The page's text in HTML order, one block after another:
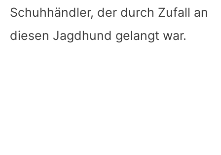
Schuhhändler, der durch Zufall an
diesen Jagdhund gelangt war.